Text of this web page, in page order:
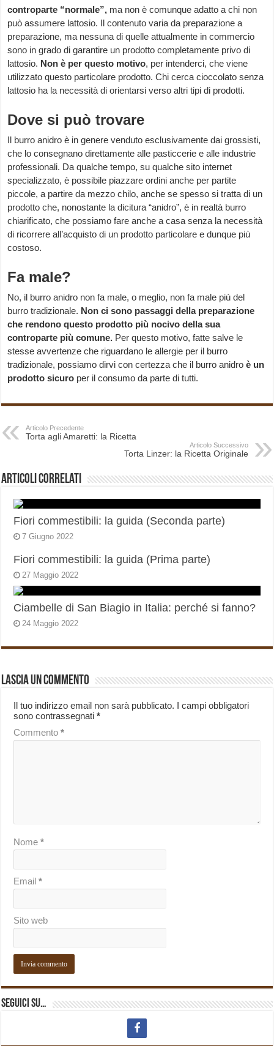
controparte “normale”, ma non è comunque adatto a chi non
può assumere lattosio. Il contenuto varia da preparazione a
preparazione, ma nessuna di quelle attualmente in commercio
sono in grado di garantire un prodotto completamente privo di
lattosio. Non è per questo motivo, per intenderci, che viene
utilizzato questo particolare prodotto. Chi cerca cioccolato senza
lattosio ha la necessità di orientarsi verso altri tipi di prodotti.
Dove si può trovare
Il burro anidro è in genere venduto esclusivamente dai grossisti,
che lo consegnano direttamente alle pasticcerie e alle industrie
professionali. Da qualche tempo, su qualche sito internet
specializzato, è possibile piazzare ordini anche per partite
piccole, a partire da mezzo chilo, anche se spesso si tratta di un
prodotto che, nonostante la dicitura “anidro”, è in realtà burro
chiarificato, che possiamo fare anche a casa senza la necessità
di ricorrere all’acquisto di un prodotto particolare e dunque più
costoso.
Fa male?
No, il burro anidro non fa male, o meglio, non fa male più del
burro tradizionale. Non ci sono passaggi della preparazione
che rendono questo prodotto più nocivo della sua
controparte più comune. Per questo motivo, fatte salve le
stesse avvertenze che riguardano le allergie per il burro
tradizionale, possiamo dirvi con certezza che il burro anidroè un
prodotto sicuro per il consumo da parte di tutti.
Articolo Precedente
Torta agli Amaretti: la Ricetta
Articolo Successivo
Torta Linzer: la Ricetta Originale
Articoli correlati
Fiori commestibili: la guida (Seconda parte)
7 Giugno 2022
Fiori commestibili: la guida (Prima parte)
27 Maggio 2022
Ciambelle di San Biagio in Italia: perché si fanno?
24 Maggio 2022
Lascia un commento
Il tuo indirizzo email non sarà pubblicato. I campi obbligatori
sono contrassegnati*
Commento*
Nome*
Email*
Sito web
Seguici su…